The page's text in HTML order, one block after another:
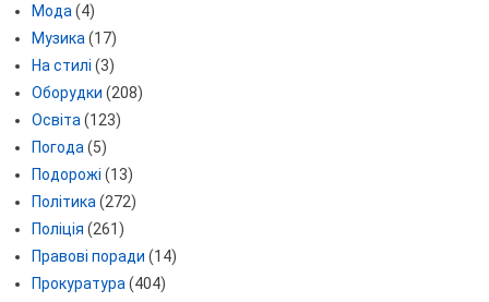
Мода (4)
Музика (17)
На стилі (3)
Оборудки (208)
Освіта (123)
Погода (5)
Подорожі (13)
Політика (272)
Поліція (261)
Правові поради (14)
Прокуратура (404)